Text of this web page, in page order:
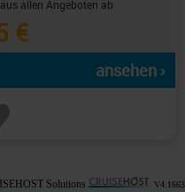
allen Angeboten ab
€
ansehen ›
Solutions V4.1663